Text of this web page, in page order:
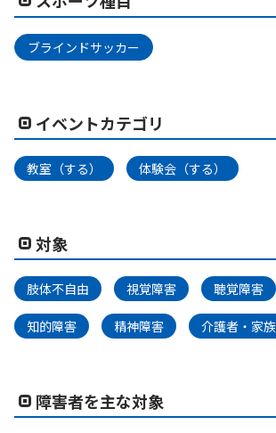
ブラインドサッカー
イベントカテゴリ
教室（する） 体験会（する）
対象
肢体不自由 視覚障害 聴覚障害
知的障害 精神障害 介護者・家族
障害者を主な対象